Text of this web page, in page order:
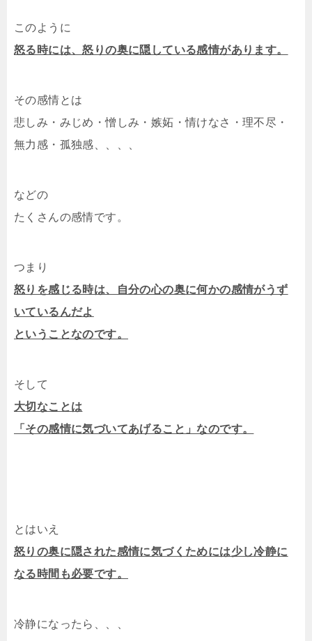
このように
怒る時には、怒りの奥に隠している感情があります。
その感情とは
悲しみ・みじめ・憎しみ・嫉妬・情けなさ・理不尽・
無力感・孤独感、、、、
などの
たくさんの感情です。
つまり
怒りを感じる時は、自分の心の奥に何かの感情がうず
いているんだよ
ということなのです。
そして
大切なことは
「その感情に気づいてあげること」なのです。
とはいえ
怒りの奥に隠された感情に気づくためには少し冷静に
なる時間も必要です。
冷静になったら、、、